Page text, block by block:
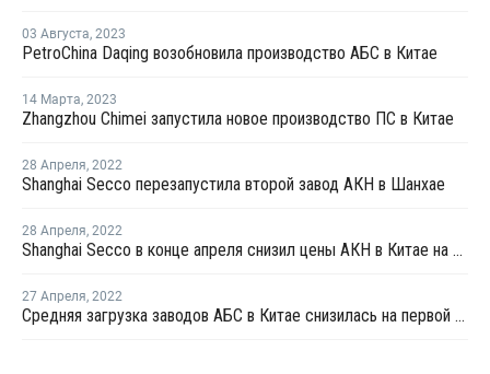
03 Августа, 2023
PetroChina Daqing возобновила производство АБС в Китае
14 Марта, 2023
Zhangzhou Chimei запустила новое производство ПС в Китае
28 Апреля, 2022
Shanghai Secco перезапустила второй завод АКН в Шанхае
28 Апреля, 2022
Shanghai Secco в конце апреля снизил цены АКН в Китае на CNY100 за тонну
27 Апреля, 2022
Средняя загрузка заводов АБС в Китае снизилась на первой неделе апреля на 4%